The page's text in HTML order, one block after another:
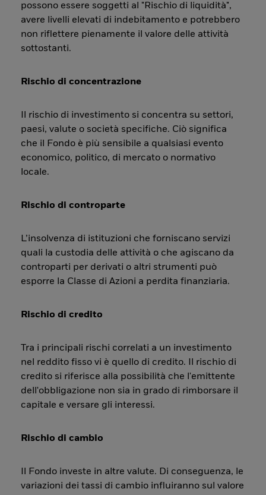
possono essere soggetti al "Rischio di liquidità",
avere livelli elevati di indebitamento e potrebbero
non riflettere pienamente il valore delle attività
sottostanti.
Rischio di concentrazione
Il rischio di investimento si concentra su settori,
paesi, valute o società specifiche. Ciò significa
che il Fondo è più sensibile a qualsiasi evento
economico, politico, di mercato o normativo
locale.
Rischio di controparte
L’insolvenza di istituzioni che forniscano servizi
quali la custodia delle attività o che agiscano da
controparti per derivati o altri strumenti può
esporre la Classe di Azioni a perdita finanziaria.
Rischio di credito
Tra i principali rischi correlati a un investimento
nel reddito fisso vi è quello di credito. Il rischio di
credito si riferisce alla possibilità che l'emittente
dell'obbligazione non sia in grado di rimborsare il
capitale e versare gli interessi.
Rischio di cambio
Il Fondo investe in altre valute. Di conseguenza, le
variazioni dei tassi di cambio influiranno sul valore